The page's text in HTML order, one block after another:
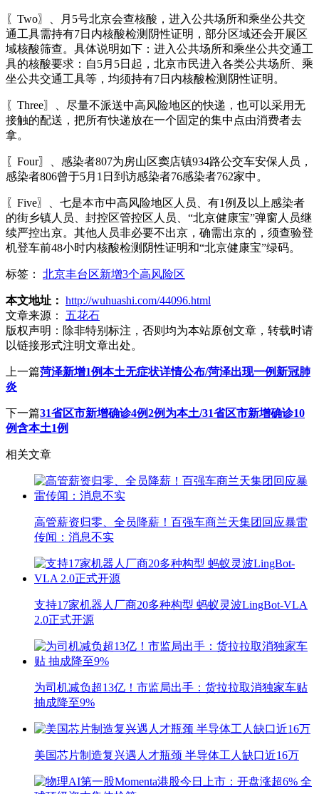
〖Two〗、月5号北京会查核酸，进入公共场所和乘坐公共交
通工具需持有7日内核酸检测阴性证明，部分区域还会开展区
域核酸筛查。具体说明如下：进入公共场所和乘坐公共交通工
具的核酸要求：自5月5日起，北京市民进入各类公共场所、乘
坐公共交通工具等，均须持有7日内核酸检测阴性证明。
〖Three〗、尽量不派送中高风险地区的快递，也可以采用无
接触的配送，把所有快递放在一个固定的集中点由消费者去
拿。
〖Four〗、感染者807为房山区窦店镇934路公交车安保人员，
感染者806曾于5月1日到访感染者76感染者762家中。
〖Five〗、七是本市中高风险地区人员、有1例及以上感染者
的街乡镇人员、封控区管控区人员、“北京健康宝”弹窗人员继
续严控出京。其他人员非必要不出京，确需出京的，须查验登
机登车前48小时内核酸检测阴性证明和“北京健康宝”绿码。
标签： 北京丰台区新增3个高风险区
本文地址： http://wuhuashi.com/44096.html
文章来源：
五花石
版权声明： 除非特别标注，否则均为本站原创文章，转载时请
以链接形式注明文章出处。
上一篇菏泽新增1例本土无症状详情公布/菏泽出现一例新冠肺
炎
下一篇31省区市新增确诊4例2例为本土/31省区市新增确诊10
例含本土1例
相关文章
高管薪资归零、全员降薪！百强车商兰天集团回应暴雷
传闻：消息不实
支持17家机器人厂商20多种构型 蚂蚁灵波LingBot-VLA
2.0正式开源
为司机减负超13亿！市监局出手：货拉拉取消独家车贴
抽成降至9%
美国芯片制造复兴遇人才瓶颈 半导体工人缺口近16万